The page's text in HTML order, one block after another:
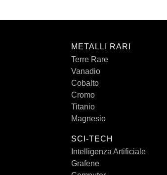
METALLI RARI
Terre Rare
Vanadio
Cobalto
Cromo
Titanio
Magnesio
SCI-TECH
Intelligenza Artificiale
Grafene